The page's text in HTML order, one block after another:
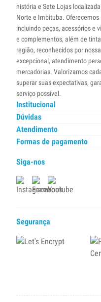
história e Sete Lojas
Norte e Imbituba.
incluindo peças, acessórios e
e complementos, além de
região, reconhecidos por
excepcional, atendimento
mercadorias. Valorizamos
superar suas expectativas,
serviço possível.
Institucional
Dúvidas
Atendimento
Formas de pagamento
Siga-nos
Segurança